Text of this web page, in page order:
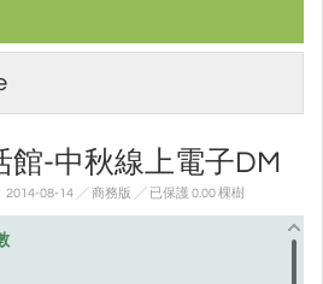
館-中秋線上電子DM
2014-08-14 ╱ 商務版 ╱ 已保護 0.00 棵樹